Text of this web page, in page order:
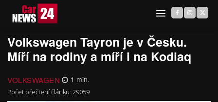
Volkswagen Tayron je v Česku.
Míří na rodiny a míří i na Kodiaq
VOLKSWAGEN 1 min.
Počet přečtení článku: 29059